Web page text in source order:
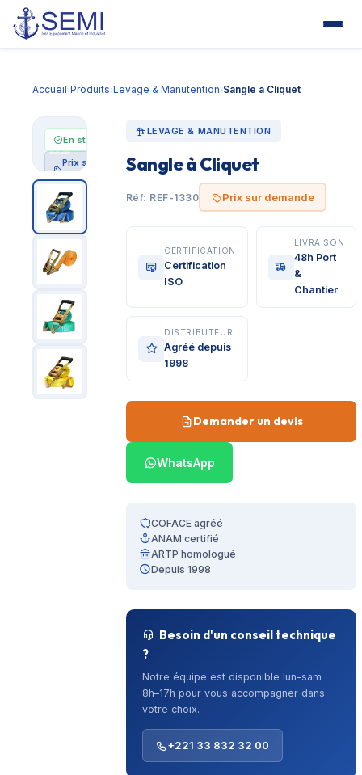
Accueil›Produits›Levage & Manutention›Sangle à Cliquet
En stock
Prix sur
demande
LEVAGE & MANUTENTION
Sangle à Cliquet
Réf: REF-1330 Prix sur demande
CERTIFICATION
Certification
ISO
LIVRAISON
48h Port
&
Chantier
DISTRIBUTEUR
Agréé depuis
1998
Demander un devis
WhatsApp
COFACE agréé
ANAM certifié
ARTP homologué
Depuis 1998
Besoin d'un conseil technique
?
Notre équipe est disponible lun–sam
8h–17h pour vous accompagner dans
votre choix.
+221 33 832 32 00